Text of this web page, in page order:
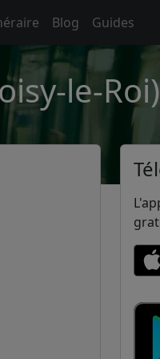
Blog Guides
le-Roi)